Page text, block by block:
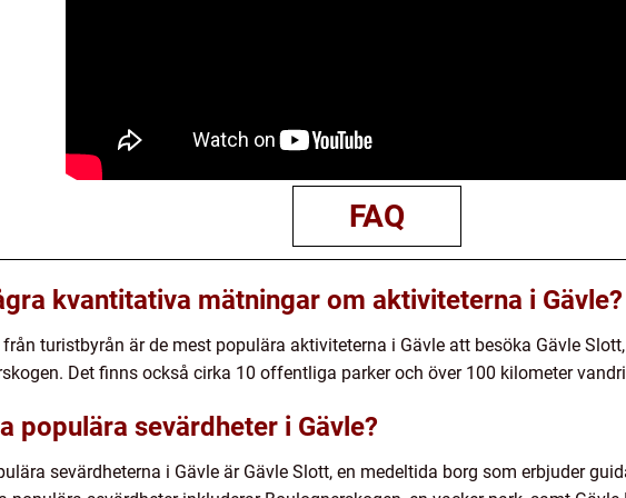
FAQ
kvantitativa mätningar om aktiviteterna i Gävle?
turistbyrån är de mest populära aktiviteterna i Gävle att besöka Gävle
Det finns också cirka 10 offentliga parker och över 100 kilometer
populära sevärdheter i Gävle?
sevärdheterna i Gävle är Gävle Slott, en medeltida borg som erbjuder